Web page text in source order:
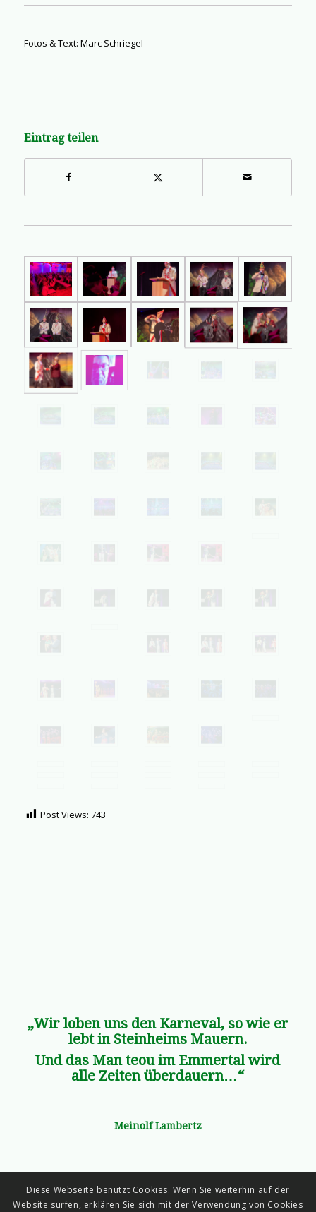
Fotos & Text: Marc Schriegel
Eintrag teilen
Post Views: 743
„Wir loben uns den Karneval, so wie er
lebt in Steinheims Mauern.
Und das Man teou im Emmertal wird
alle Zeiten überdauern…“
Meinolf Lambertz
Diese Webseite benutzt Cookies. Wenn Sie weiterhin auf der
Website surfen, erklären Sie sich mit der Verwendung von Cookies